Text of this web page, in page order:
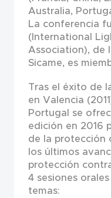
Australia,
La conferencia
(International
Association), de
Sicame, es
Tras el éxito de
en Valencia
Portugal se
edición en 2016
de la protección
los últimos
protección
4 sesiones
temas: